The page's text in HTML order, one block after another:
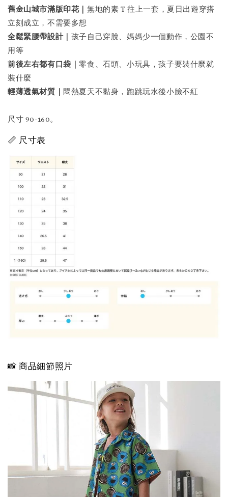
舊金山城市滿版印花｜ 無地的素 T 往上一套，夏日出遊穿搭
立刻成立，不需要多想
全鬆緊腰帶設計｜ 孩子自己穿脫、媽媽少一個動作，公園不
用等
前後左右都有口袋｜零食、石頭、小玩具，孩子要裝什麼就
裝什麼
輕薄透氣材質｜ 悶熱夏天不黏身，跑跳玩水後小臉不紅
尺寸 90-160。
📏 尺寸表
📸 商品細節照片